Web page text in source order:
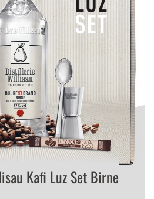
Kafi Luz Set Birne